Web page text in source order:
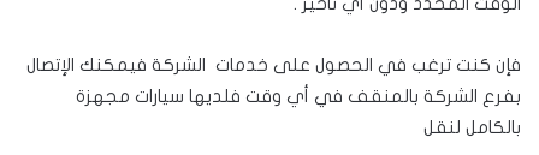
فإن كنت ترغب في الحصول على خدمات الشركة فيمكنك الإتصال
بفرع الشركة بالمنقف في أي وقت فلديها سيارات مجهزة
بالكامل لنقل